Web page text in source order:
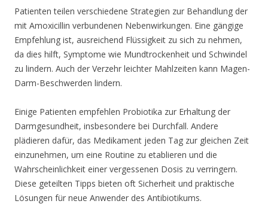
Patienten teilen verschiedene Strategien zur Behandlung der
mit Amoxicillin verbundenen Nebenwirkungen. Eine gängige
Empfehlung ist, ausreichend Flüssigkeit zu sich zu nehmen,
da dies hilft, Symptome wie Mundtrockenheit und Schwindel
zu lindern. Auch der Verzehr leichter Mahlzeiten kann Magen-
Darm-Beschwerden lindern.
Einige Patienten empfehlen Probiotika zur Erhaltung der
Darmgesundheit, insbesondere bei Durchfall. Andere
plädieren dafür, das Medikament jeden Tag zur gleichen Zeit
einzunehmen, um eine Routine zu etablieren und die
Wahrscheinlichkeit einer vergessenen Dosis zu verringern.
Diese geteilten Tipps bieten oft Sicherheit und praktische
Lösungen für neue Anwender des Antibiotikums.